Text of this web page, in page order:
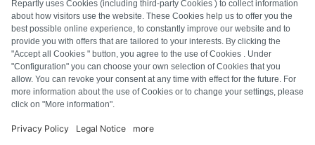
FAQ
Alle Fehlercodes
Über uns
Presse